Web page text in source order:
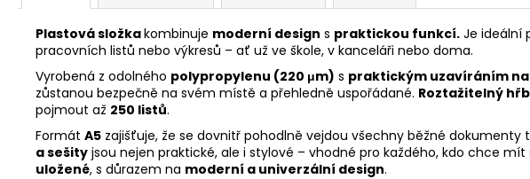
Plastová složkakombinuje moderní design s praktickou funkcí. Je ideální
pracovních listů nebo výkresů – ať už ve škole, v kanceláři nebo doma.
Vyrobená z odolného polypropylenu (220 μm) s praktickým uzavíráním
zůstanou bezpečně na svém místě a přehledně uspořádané. Roztažitelný
pojmout až 250 listů.
Formát A5 zajišťuje, že se dovnitř pohodlně vejdou všechny běžné dokumenty
a sešity jsou nejen praktické, ale i stylové – vhodné pro každého, kdo chce mít
uložené, s důrazem na moderní a univerzální design.